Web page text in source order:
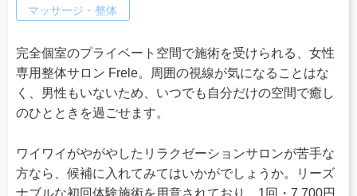
マッサージ・整体
完全個室のプライベート空間で施術を受けられる、女性
専用整体サロン Frele。周囲の視線が気になることはな
く、男性もいないため、いつでも自分だけの空間で癒し
のひとときを過ごせます。
ワイワイがやがやしたリラクゼーションサロンが苦手な
方なら、候補に入れてみてはいかがでしょうか。リーズ
ナブルな初回体験施術を用意されており、1回・7,700円